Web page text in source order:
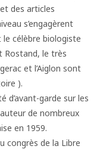
des articles
s’engagèrent
le célèbre biologiste
Rostand, le très
et l’Aiglon sont
).
garde sur les
de nombreux
en 1959.
congrès de la Libre